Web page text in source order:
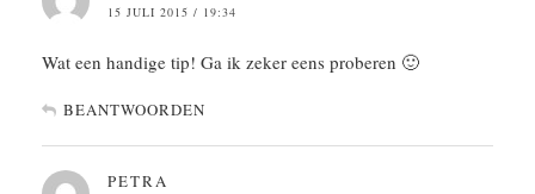
15 JULI 2015 / 19:34
Wat een handige tip! Ga ik zeker eens proberen 🙂
BEANTWOORDEN
PETRA